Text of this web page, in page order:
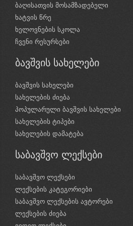
ბაღისათვის მოსამზადებელი
ხატვის წრე
ხელოვნების სკოლა
ჩვენი რესურსები
ბავშვის სახელები
ბავშვის სახელები
სახელების ძიება
პოპულარული ბავშვის სახელები
სახელების ტიპები
სახელების დამატება
საბავშვო ლექსები
საბავშვო ლექსები
ლექსების კატეგორიები
საბავშვო ლექსების ავტორები
ლექსების ძიება